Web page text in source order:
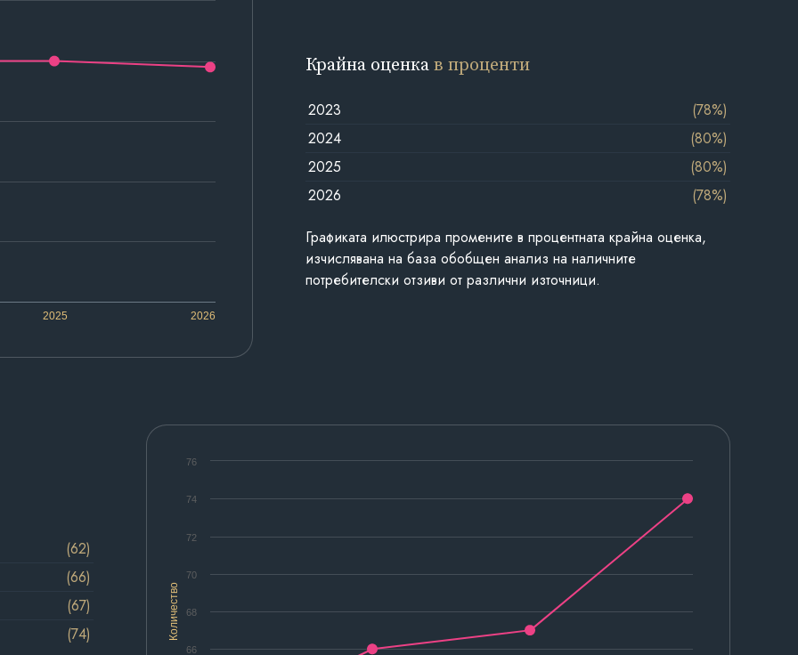
2025 2026
Крайна оценкав проценти
2023
(78%)
2024
(80%)
2025
(80%)
2026
(78%)
Графиката илюстрира промените в процентната крайна оценка,
изчислявана на база обобщен анализ на наличните
потребителски отзиви от различни източници.
Количество
66
68
70
72
74
76
(62)
(66)
(67)
(74)